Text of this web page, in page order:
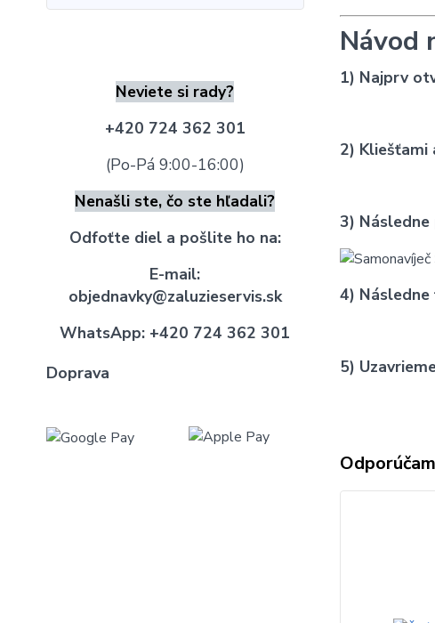
Neviete si rady?
+420 724 362 301
(Po-Pá 9:00-16:00)
Nenašli ste, čo ste hľadali?
Odfoťte diel a pošlite ho na:
E-mail:
objednavky@zaluzieservis.sk
WhatsApp: +420 724 362 301
Doprava
Návod
1) Najprv
2) Kliešťami
3) Následne
4)
5)